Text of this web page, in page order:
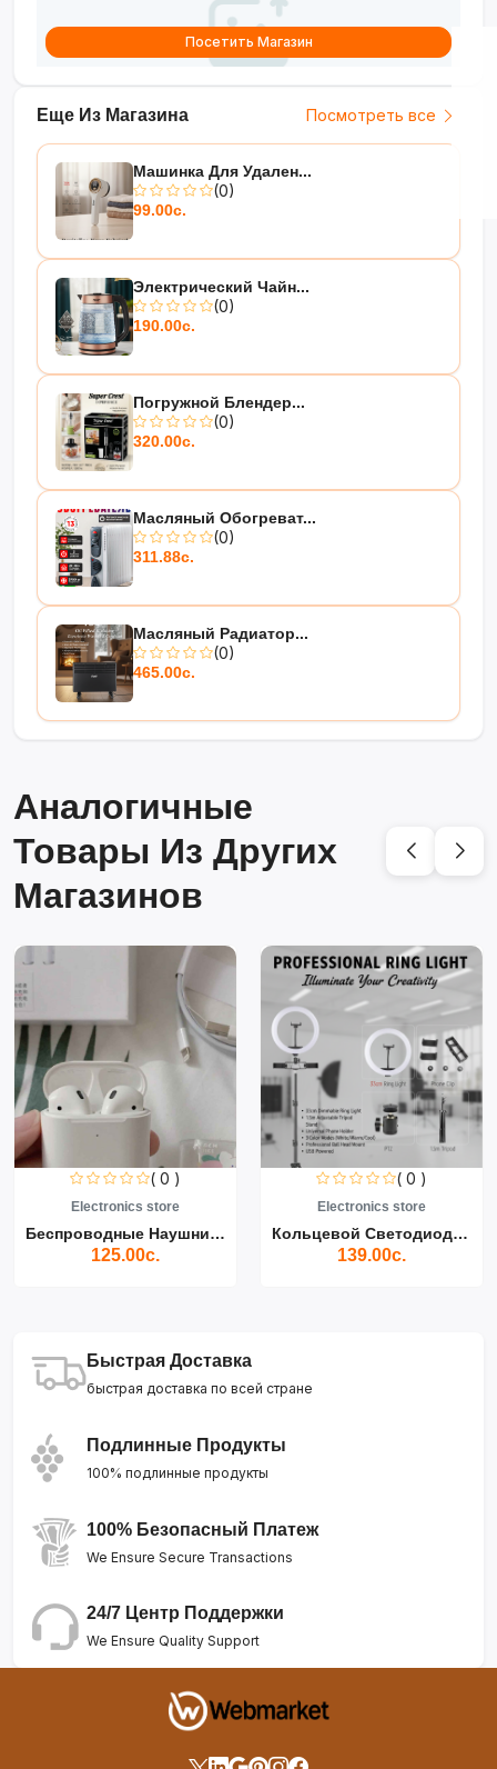
Еще Из Магазина Посмотреть все
Машинка Для Удален...
(0)
99.00с.
Электрический Чайн...
(0)
190.00с.
Погружной Блендер...
(0)
320.00с.
Масляный Обогреват...
(0)
311.88с.
Масляный Радиатор...
(0)
465.00с.
Посетить Магазин
Аналогичные
Товары Из Других
Магазинов
( 0 )
Electronics store
Беспроводные Наушники Air...
125.00с.
( 0 )
Electronics store
Кольцевой Светодиодный Св...
139.00с.
Быстрая Доставка
быстрая доставка по всей стране
Подлинные Продукты
100% подлинные продукты
100% Безопасный Платеж
We Ensure Secure Transactions
24/7 Центр Поддержки
We Ensure Quality Support